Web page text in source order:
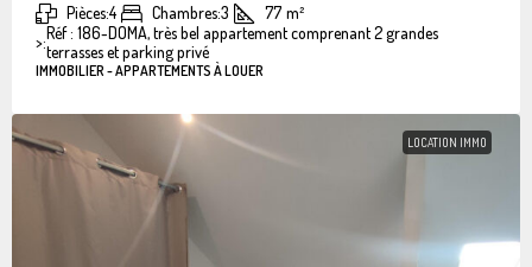
Pièces:4 Chambres:3 77 m²
>:Réf : 186-DOMA, très bel appartement comprenant 2 grandes
terrasses et parking privé
IMMOBILIER - APPARTEMENTS À LOUER
LOCATION IMMO